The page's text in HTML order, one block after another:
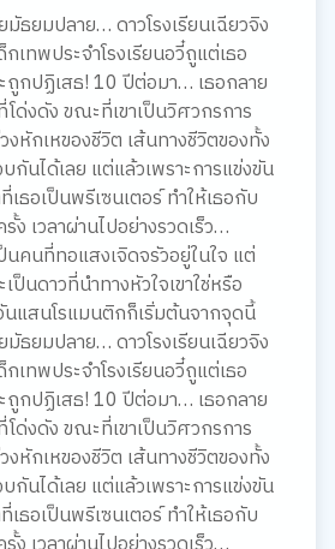
มัธยมปลาย… ดาวโรงเรียนเฉียวจิง
เทพประจำโรงเรียนอวี๋ถูแต่เธอ
ถูกปฏิเสธ! 10 ปีต่อมา… เธอกลาย
ด่งดัง ขณะที่เขาเป็นวิศวกรการ
หักเหของชีวิต เส้นทางชีวิตของทั้ง
กันได้เลย แต่แล้วเพราะการแข่งขัน
ธอเป็นพรีเซนเตอร์ ทำให้เธอกับ
ง เวลาผ่านไปอย่างรวดเร็ว…
นคนที่ทอแสงเจิดจรัวอยู่ในใจ แต่
ป็นดาวที่นำทางหัวใจเขาใช่หรือ
นแสนโรแมนติกก็เริ่มต้นจากจุดนี้
มัธยมปลาย… ดาวโรงเรียนเฉียวจิง
เทพประจำโรงเรียนอวี๋ถูแต่เธอ
ถูกปฏิเสธ! 10 ปีต่อมา… เธอกลาย
ด่งดัง ขณะที่เขาเป็นวิศวกรการ
หักเหของชีวิต เส้นทางชีวิตของทั้ง
กันได้เลย แต่แล้วเพราะการแข่งขัน
ธอเป็นพรีเซนเตอร์ ทำให้เธอกับ